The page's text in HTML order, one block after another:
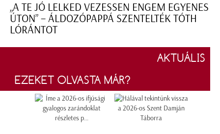
„A TE JÓ LELKED VEZESSEN ENGEM EGYENES
ÚTON” – ÁLDOZÓPAPPÁ SZENTELTÉK TÓTH
LÓRÁNTOT
AKTUÁLIS
EZEKET OLVASTA MÁR?